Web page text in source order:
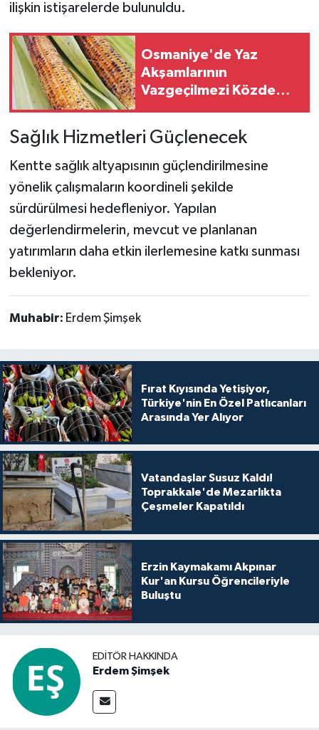
ilişkin istişarelerde bulunuldu.
Osmaniye'de Yaz
Akşamlarının
Vazgeçilmezi Közde
Sağlık Hizmetleri Güçlenecek
Kentte sağlık altyapısının güçlendirilmesine
yönelik çalışmaların koordineli şekilde
sürdürülmesi hedefleniyor. Yapılan
değerlendirmelerin, mevcut ve planlanan
yatırımların daha etkin ilerlemesine katkı sunması
bekleniyor.
Muhabir: Erdem Şimşek
Fırat Kıyısında Yetişiyor,
Türkiye'nin En Özel Patlıcanları
Arasında Yer Alıyor
Vatandaşlar Susuz Kaldı!
Toprakkale'de Mezarlıkta
Çeşmeler Kapatıldı
Erzin Kaymakamı Akpınar
Kur'an Kursu Öğrencileriyle
Buluştu
EDITÖR HAKKINDA
Erdem Şimşek